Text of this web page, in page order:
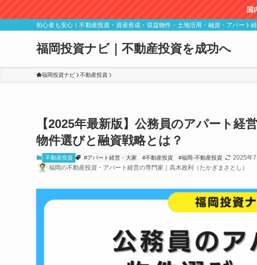
国
初心者も安心！不動産投資・資産形成・収益物件・土地活用・融資・アパート
福岡投資ナビ｜不動産投資を成功へ
福岡投資ナビ 不動産投資
【2025年最新版】公務員のアパート経
物件選びと融資戦略とは？
不動産投資 #アパート経営・大家 #不動産投資 #福岡-不動産投資
2025年7
福岡の不動産投資・アパート経営の専門家｜高木政利（たかぎまさとし）